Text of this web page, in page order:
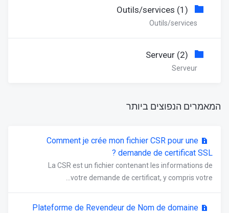
Outils/services (1)
Outils/services
Serveur (2)
Serveur
המאמרים הנפוצים ביותר
Comment je crée mon fichier CSR pour une
demande de certificat SSL ?
La CSR est un fichier contenant les informations de
votre demande de certificat, y compris votre...
Plateforme de Revendeur de Nom de domaine